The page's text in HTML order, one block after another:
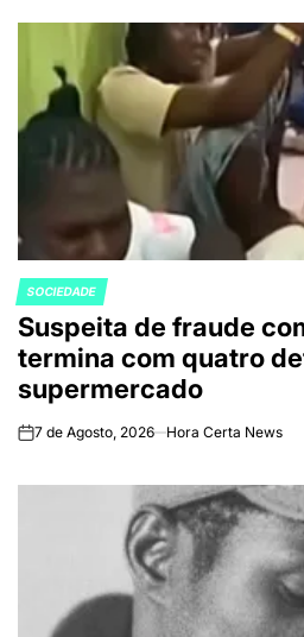
POSTED
IN
SOCIEDADE
Suspeita de fraude
termina com quatro
supermercado
on7 de Agosto, 2026 Hora Certa News